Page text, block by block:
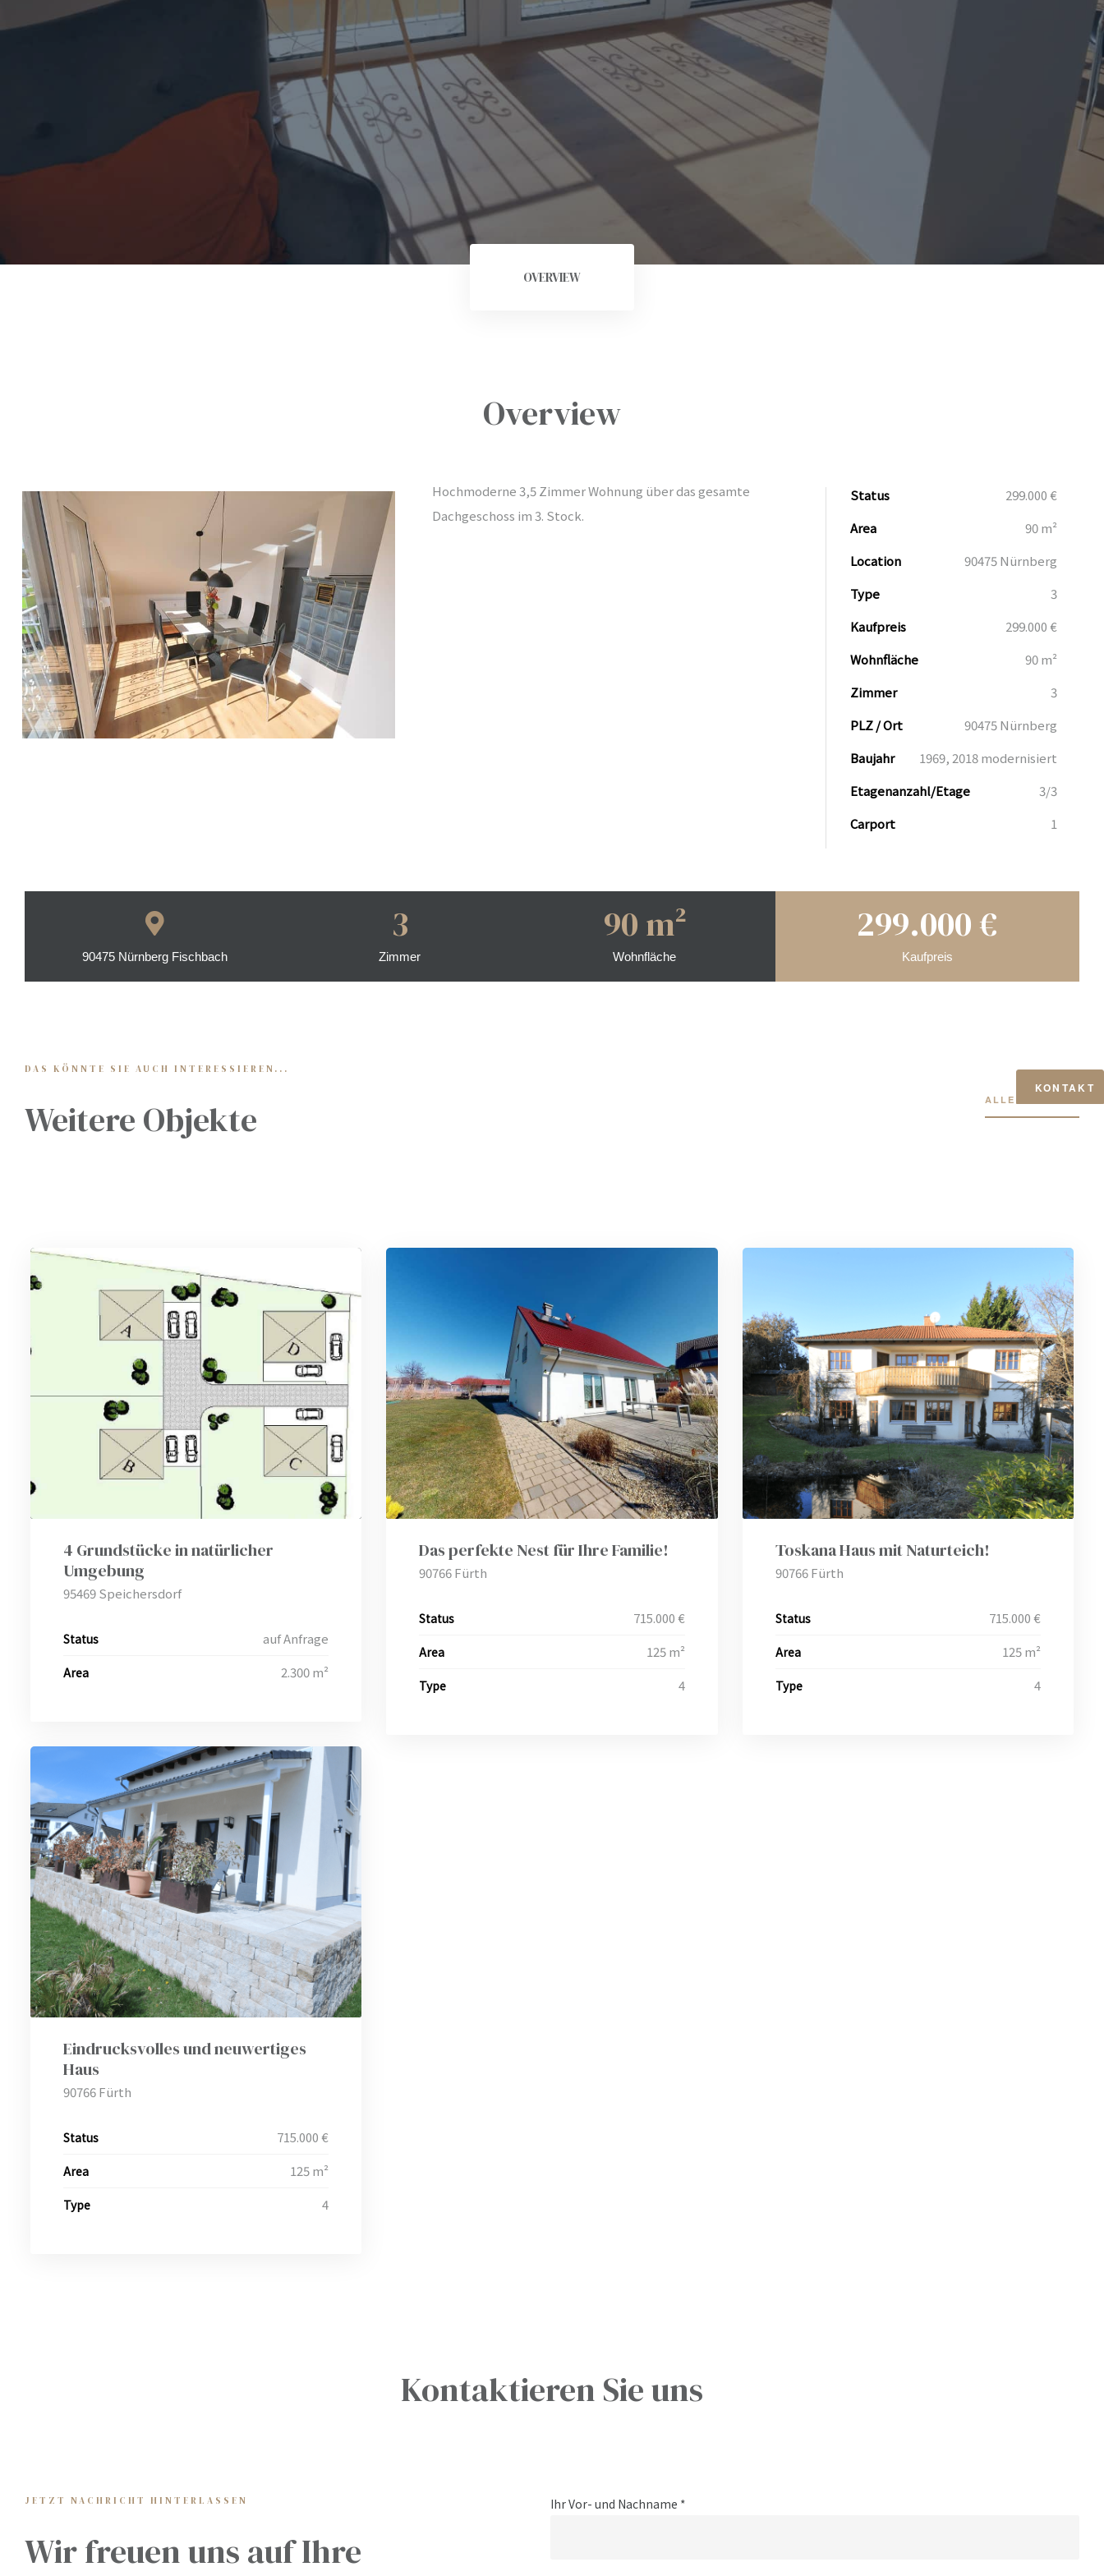
KONTAKT
OVERVIEW
Overview
Hochmoderne 3,5 Zimmer Wohnung über das gesamte
Dachgeschoss im 3. Stock.
Status
299.000 €
Area
90 m²
Location
90475 Nürnberg
Type
3
Kaufpreis
299.000 €
Wohnfläche
90 m²
Zimmer
3
PLZ / Ort
90475 Nürnberg
Baujahr
1969, 2018 modernisiert
Etagenanzahl/Etage
3/3
Carport
1
90475 Nürnberg Fischbach
3
Zimmer
90 m²
Wohnfläche
299.000 €
Kaufpreis
DAS KÖNNTE SIE AUCH INTERESSIEREN...
Weitere Objekte ALLE ANZEIGEN
4 Grundstücke in natürlicher
Umgebung
95469 Speichersdorf
Status auf Anfrage
Area 2.300 m²
Das perfekte Nest für Ihre Familie!
90766 Fürth
Status 715.000 €
Area 125 m²
Type 4
Toskana Haus mit Naturteich!
90766 Fürth
Status 715.000 €
Area 125 m²
Type 4
Eindrucksvolles und neuwertiges
Haus
90766 Fürth
Status 715.000 €
Area 125 m²
Type 4
Kontaktieren Sie uns
JETZT NACHRICHT HINTERLASSEN
Wir freuen uns auf Ihre
Ihr Vor- und Nachname *
-